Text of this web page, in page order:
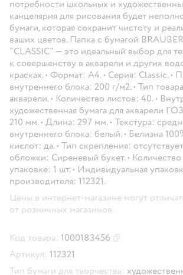
потребности школьных и
канцелярия для рисования будет
бумаги, которая сохранит чистоту и
ваших цветов. Папка с бумагой
"CLASSIC" — это идеальный выбор для
к совершенству в акварели и других
красках. • Формат: А4. • Серия: Classic. •
внутреннего блока: 200 г/м2. • Тип
акварели. • Количество листов: 40. •
художественная бумага для акварели
210 мм. • Длина: 297 мм. • Текстура:
внутреннего блока: белый. • Белизна
кислот: да. • Тип скрепления:
обложки: Сиреневый букет. •
упаковке: 1 шт. • Индивидуальная
производителя: 112321.
Цены в интернет-магазине могут
от розничных магазинов.
Код товара: 1000183456
Артикул: 112321
Тип бумаги для творчества: